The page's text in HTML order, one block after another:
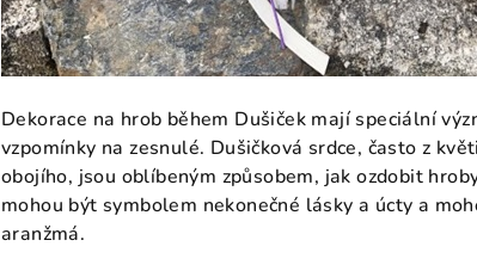
Dekorace na hrob během Dušiček mají speciální
vzpomínky na zesnulé. Dušičková srdce, často z
obojího, jsou oblíbeným způsobem, jak ozdobit
mohou být symbolem nekonečné lásky a úcty a
aranžmá.